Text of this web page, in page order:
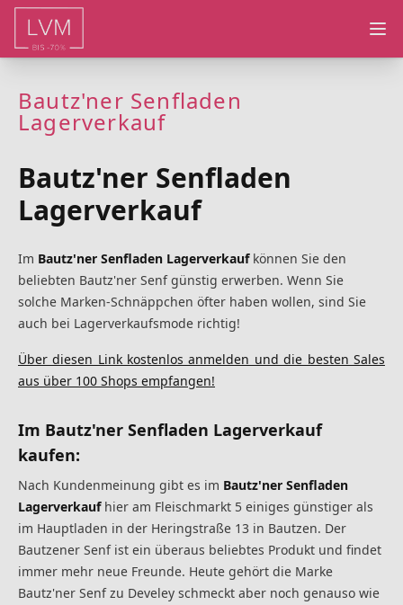
Bautz'ner Senfladen
Lagerverkauf
Bautz'ner Senfladen
Lagerverkauf
Im Bautz'ner Senfladen Lagerverkaufkönnen Sie den
beliebten Bautz'ner Senf günstig erwerben. Wenn Sie
solche Marken-Schnäppchen öfter haben wollen, sind Sie
auch bei Lagerverkaufsmode richtig!
Über diesen Link kostenlos anmelden und die besten Sales
aus über 100 Shops empfangen!
Im Bautz'ner Senfladen Lagerverkauf
kaufen:
Nach Kundenmeinung gibt es im Bautz'ner Senfladen
Lagerverkaufhier am Fleischmarkt 5 einiges günstiger als
im Hauptladen in der Heringstraße 13 in Bautzen. Der
Bautzener Senf ist ein überaus beliebtes Produkt und findet
immer mehr neue Freunde. Heute gehört die Marke
Bautz'ner Senf zu Develey schmeckt aber noch genauso wie